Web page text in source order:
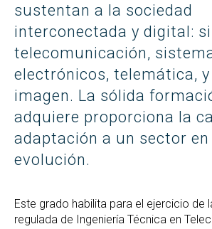
sustentan a la sociedad
interconectada y digital:
telecomunicación,
electrónicos, telemática, y
imagen. La sólida
adquiere proporciona la
adaptación a un sector
evolución.
Este grado habilita para el ejercicio de
regulada de Ingeniería Técnica en